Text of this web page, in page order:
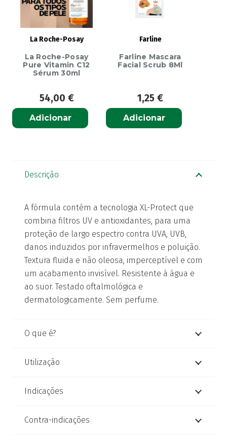
La Roche-Posay
La Roche-Posay
Pure Vitamin C12
Sérum 30ml
54,00 €
Adicionar
Farline
Farline Mascara
Facial Scrub 8Ml
1,25 €
Adicionar
Descrição
A fórmula contém a tecnologia XL-Protect que
combina filtros UV e antioxidantes, para uma
proteção de largo espectro contra UVA, UVB,
danos induzidos por infravermelhos e poluição.
Textura fluida e não oleosa, imperceptível e com
um acabamento invisível. Resistente à água e
ao suor. Testado oftalmológica e
dermatologicamente. Sem perfume.
O que é?
Utilização
Indicações
Contra-indicações